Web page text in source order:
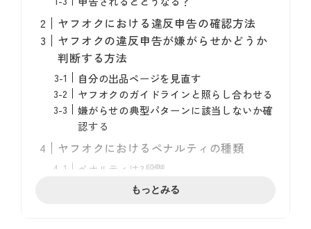
ヤフオクにおける違反申告の確認方法
ヤフオクの違反申告が嫌がらせかどうか
判断する方法
自分の出品ページを見直す
ヤフオクのガイドラインと照らし合わせる
嫌がらせの典型パターンに該当しないか確
認する
ヤフオクにおけるペナルティの種類
ペナルティは3段階
​​ペナルティを受けてしまったときの回復方
もっとみる